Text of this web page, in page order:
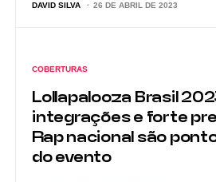
DAVID SILVA 26 DE ABRIL DE 2023
COBERTURAS
Lollapalooza Brasil
integrações e forte
Rap nacional são
do evento